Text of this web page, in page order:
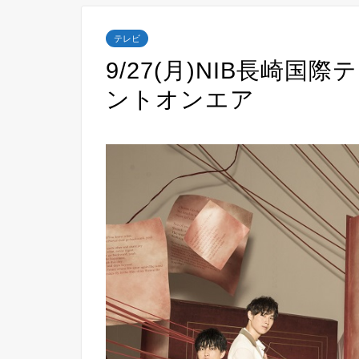
テレビ
9/27(月)NIB長崎国際
ントオンエア